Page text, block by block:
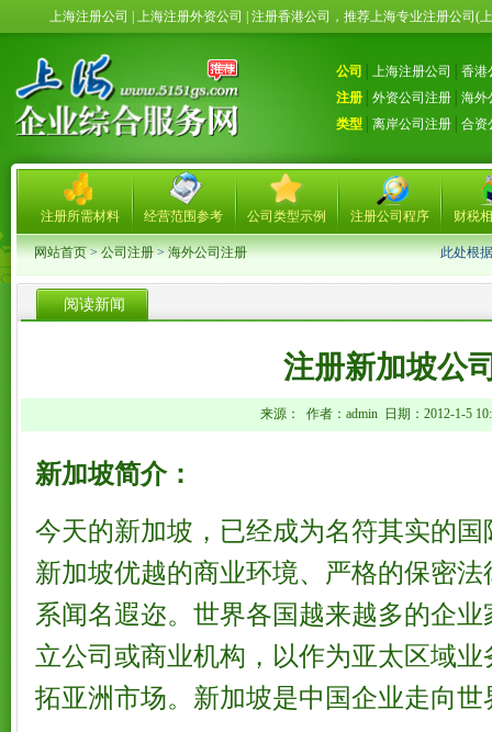
上海注册公司 | 上海注册外资公司 | 注册香港公司，推荐上海专业注册
公司 上海注册公司
香港
注册
外资公司注册
海外
类型
离岸公司注册 合资
注册所需材料 经营范围参考 公司类型示例 注册公司程序 财税
网站首页>公司注册>海外公司注册 此处根
阅读新闻
注册新加坡公
来源： 作者：admin 日期：2012-1-5
新加坡简介：
今天的新加坡，已经成为名符其实的
新加坡优越的商业环境、严格的保密
系闻名遐迩。世界各国越来越多的企
立公司或商业机构，以作为亚太区域
拓亚洲市场。新加坡是中国企业走向